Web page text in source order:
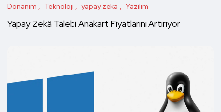
Donanım Teknoloji yapay zeka Yazılım
Yapay Zekâ Talebi Anakart Fiyatlarını Artırıyor